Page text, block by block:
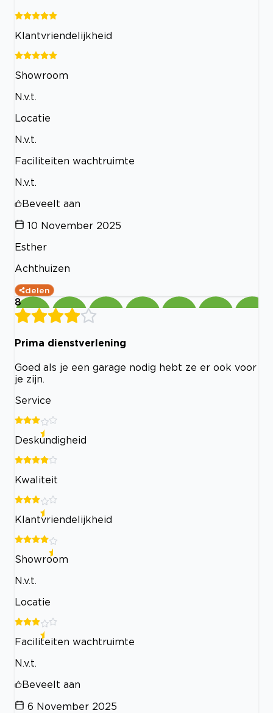
Klantvriendelijkheid
Showroom
N.v.t.
Locatie
N.v.t.
Faciliteiten wachtruimte
N.v.t.
Beveelt aan
10 November 2025
Esther
Achthuizen
delen
8
Prima dienstverlening
Goed als je een garage nodig hebt ze er ook voor
je zijn.
Service
Deskundigheid
Kwaliteit
Klantvriendelijkheid
Showroom
N.v.t.
Locatie
Faciliteiten wachtruimte
N.v.t.
Beveelt aan
6 November 2025